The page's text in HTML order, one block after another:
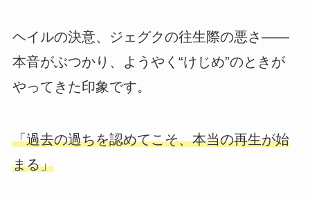
ヘイルの決意、ジェグクの往生際の悪さ――
本音がぶつかり、ようやく“けじめ”のときが
やってきた印象です。
「過去の過ちを認めてこそ、本当の再生が始
まる」